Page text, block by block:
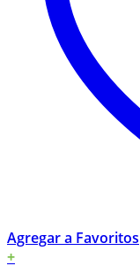
Agregar a Favoritos
+